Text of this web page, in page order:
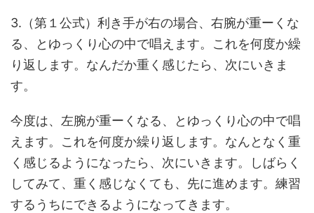
3.（第１公式）利き手が右の場合、右腕が重ーくな
る、とゆっくり心の中で唱えます。これを何度か繰
り返します。なんだか重く感じたら、次にいきま
す。
今度は、左腕が重ーくなる、とゆっくり心の中で唱
えます。これを何度か繰り返します。なんとなく重
く感じるようになったら、次にいきます。しばらく
してみて、重く感じなくても、先に進めます。練習
するうちにできるようになってきます。